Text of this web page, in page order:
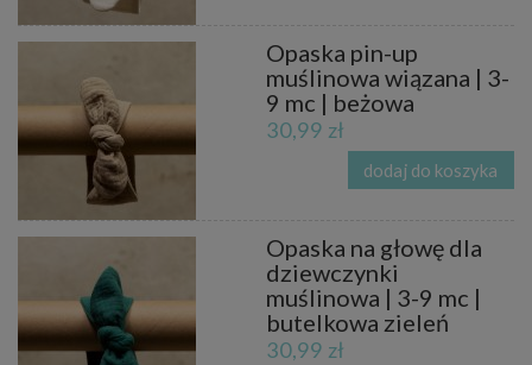
Opaska pin-up
muślinowa wiązana | 3-
9 mc | beżowa
30,99 zł
dodaj do koszyka
Opaska na głowę dla
dziewczynki
muślinowa | 3-9 mc |
butelkowa zieleń
30,99 zł